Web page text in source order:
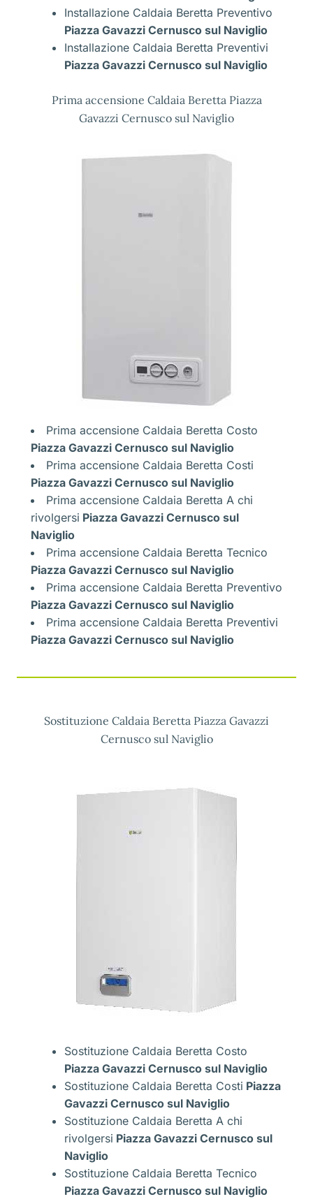
Installazione Caldaia Beretta Preventivo
Piazza Gavazzi Cernusco sul Naviglio
Installazione Caldaia Beretta Preventivi
Piazza Gavazzi Cernusco sul Naviglio
Prima accensione Caldaia Beretta Piazza
Gavazzi Cernusco sul Naviglio
Prima accensione Caldaia Beretta Costo
Piazza Gavazzi Cernusco sul Naviglio
Prima accensione Caldaia Beretta Costi
Piazza Gavazzi Cernusco sul Naviglio
Prima accensione Caldaia Beretta A chi
rivolgersi Piazza Gavazzi Cernusco sul
Naviglio
Prima accensione Caldaia Beretta Tecnico
Piazza Gavazzi Cernusco sul Naviglio
Prima accensione Caldaia Beretta Preventivo
Piazza Gavazzi Cernusco sul Naviglio
Prima accensione Caldaia Beretta Preventivi
Piazza Gavazzi Cernusco sul Naviglio
Sostituzione Caldaia Beretta Piazza Gavazzi
Cernusco sul Naviglio
Sostituzione Caldaia Beretta Costo
Piazza Gavazzi Cernusco sul Naviglio
Sostituzione Caldaia Beretta Costi Piazza
Gavazzi Cernusco sul Naviglio
Sostituzione Caldaia Beretta A chi
rivolgersi Piazza Gavazzi Cernusco sul
Naviglio
Sostituzione Caldaia Beretta Tecnico
Piazza Gavazzi Cernusco sul Naviglio